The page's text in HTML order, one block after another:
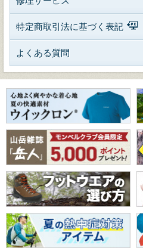
特定商取引法に基づく表記
よくある質問